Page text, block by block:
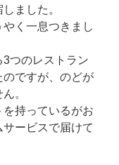
ました。
く一息つきまし
3つのレストラン
ですが、のどが
。
持っているがお
ービスで届けて